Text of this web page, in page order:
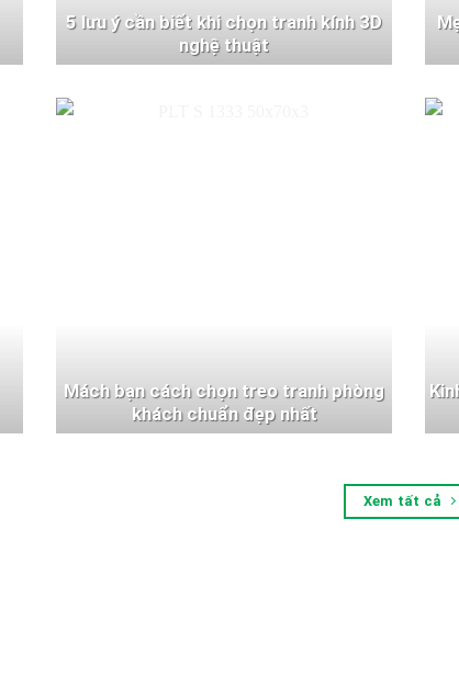
5 lưu ý cần biết khi chọn tranh kính 3D
nghệ thuật
Mách bạn cách chọn treo tranh phòng
khách chuẩn đẹp nhất
Xem tất cả